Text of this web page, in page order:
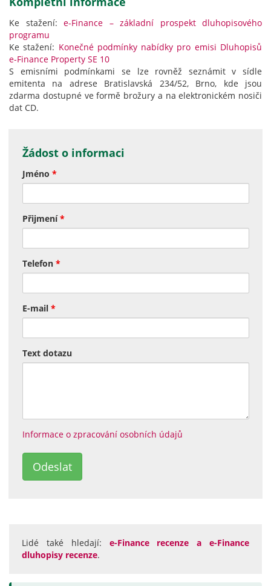
Ke stažení: e-Finance – základní prospekt dluhopisového
programu
Ke stažení: Konečné podmínky nabídky pro emisi Dluhopisů
e-Finance Property SE 10
S emisními podmínkami se lze rovněž seznámit v sídle
emitenta na adrese Bratislavská 234/52, Brno, kde jsou
zdarma dostupné ve formě brožury a na elektronickém nosiči
dat CD.
Žádost o informaci
Jméno *
Přijmení*
Telefon *
E-mail *
Text dotazu
Informace o zpracování osobních údajů
Lidé také hledají: e-Finance recenze a e-Finance
dluhopisy recenze.